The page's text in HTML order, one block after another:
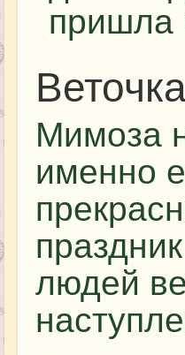
пришла
Мимоза
именно
людей